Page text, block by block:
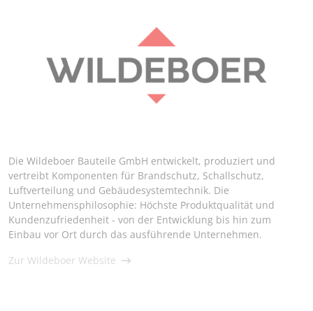
Die Wildeboer Bauteile GmbH entwickelt, produziert und
vertreibt Komponenten für Brandschutz, Schallschutz,
Luftverteilung und Gebäudesystemtechnik. Die
Unternehmensphilosophie: Höchste Produktqualität und
Kundenzufriedenheit - von der Entwicklung bis hin zum
Einbau vor Ort durch das ausführende Unternehmen.
Zur Wildeboer Website